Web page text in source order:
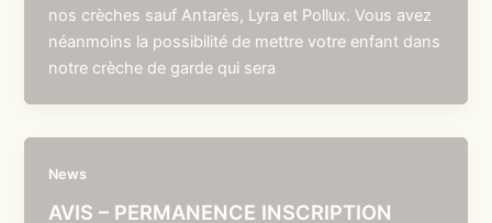
nos crèches sauf Antarès, Lyra et Pollux. Vous avez
néanmoins la possibilité de mettre votre enfant dans
notre crèche de garde qui sera
News
AVIS – PERMANENCE INSCRIPTION